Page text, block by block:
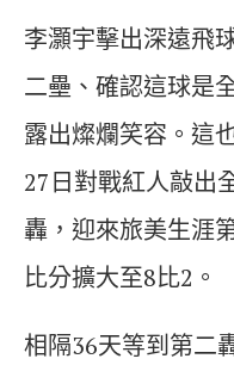
李灝宇擊出深遠飛
二壘、確認這球是
露出燦爛笑容。這
27日對戰紅人敲出
轟，迎來旅美生涯
比分擴大至8比2。
相隔36天等到第二